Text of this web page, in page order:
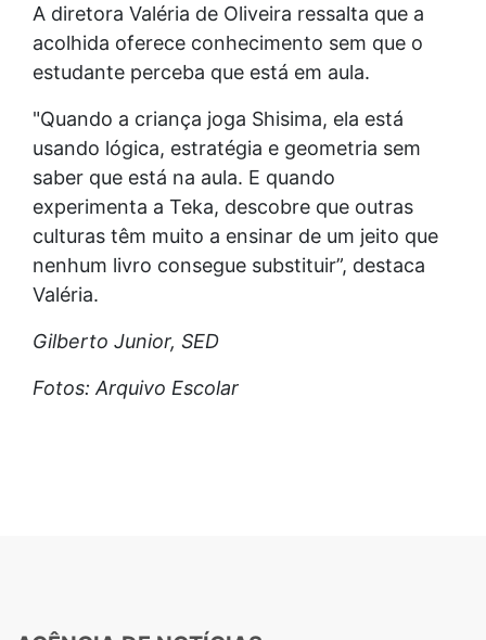
A diretora Valéria de Oliveira ressalta que a
acolhida oferece conhecimento sem que o
estudante perceba que está em aula.
"Quando a criança joga Shisima, ela está
usando lógica, estratégia e geometria sem
saber que está na aula. E quando
experimenta a Teka, descobre que outras
culturas têm muito a ensinar de um jeito que
nenhum livro consegue substituir”, destaca
Valéria.
Gilberto Junior, SED
Fotos: Arquivo Escolar